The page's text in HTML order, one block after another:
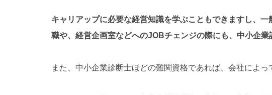
キャリアップに必要な経営知識を学ぶこともできますし、
職や、経営企画室などへのJOBチェンジの際にも、中小企業
また、中小企業診断士ほどの難関資格であれば、会社によ